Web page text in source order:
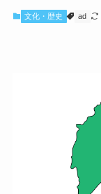
文化・歴史 ad